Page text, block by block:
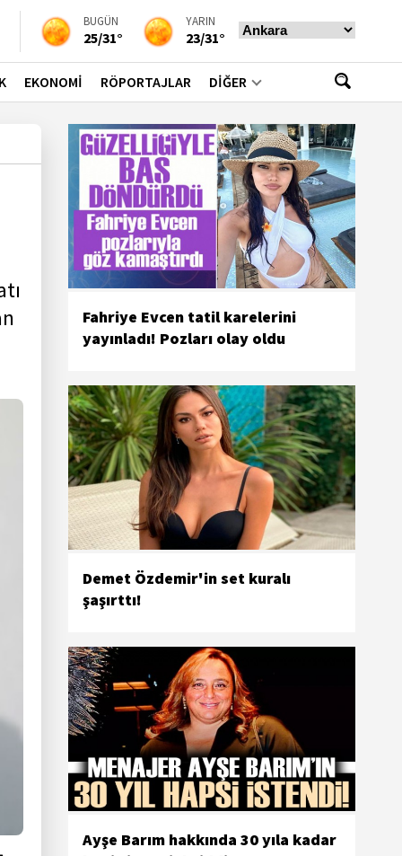
BUGÜN
25/31°
YARIN
23/31°
EKONOMİ RÖPORTAJLAR DİĞER
Fahriye Evcen tatil karelerini
yayınladı! Pozları olay oldu
Demet Özdemir'in set kuralı
şaşırttı!
Ayşe Barım hakkında 30 yıla kadar